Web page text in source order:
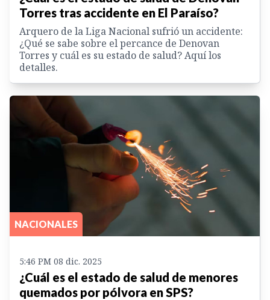
Torres tras accidente en El Paraíso?
Arquero de la Liga Nacional sufrió un accidente:
¿Qué se sabe sobre el percance de Denovan
Torres y cuál es su estado de salud? Aquí los
detalles.
NACIONALES
5:46 PM 08 dic. 2025
¿Cuál es el estado de salud de menores
quemados por pólvora en SPS?